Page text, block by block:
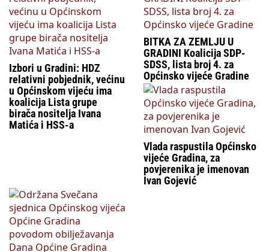
Izbori u Gradini: HDZ
relativni pobjednik, većinu
u Općinskom vijeću ima
koalicija Lista grupe
birača nositelja Ivana
Matića i HSS-a
BITKA ZA ZEMLJU U
GRADINI Koalicija SDP-
SDSS, lista broj 4. za
Općinsko vijeće Gradine
Vlada raspustila Općinsko
vijeće Gradina, za
povjerenika je imenovan
Ivan Gojević